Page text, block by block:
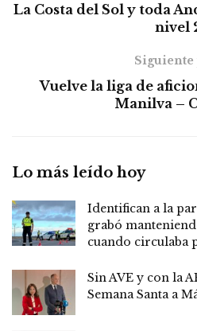
La Costa del Sol y toda
nivel
Siguiente
Vuelve la liga de
Manilva –
Lo más leído hoy
Identifican a la
grabó
cuando circulaba
Sin AVE y con la
Semana Santa a